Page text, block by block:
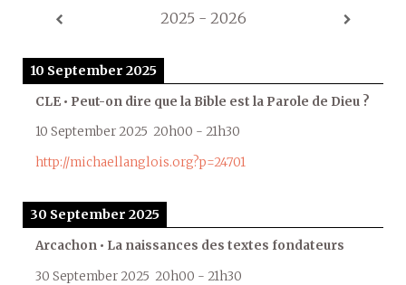
2025 - 2026
10 September 2025
CLE • Peut-on dire que la Bible est la Parole de Dieu ?
10 September 2025 20h00 - 21h30
http://michaellanglois.org?p=24701
30 September 2025
Arcachon • La naissances des textes fondateurs
30 September 2025 20h00 - 21h30